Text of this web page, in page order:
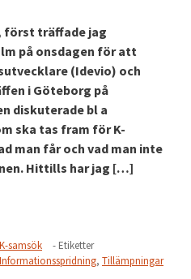
först träffade jag
på onsdagen för att
(Idevio) och
i Göteborg på
diskuterade bl a
ska tas fram för K-
man får och vad man inte
Hittills har jag […]
K-samsök
- Etiketter
Informationsspridning, Tillämpningar